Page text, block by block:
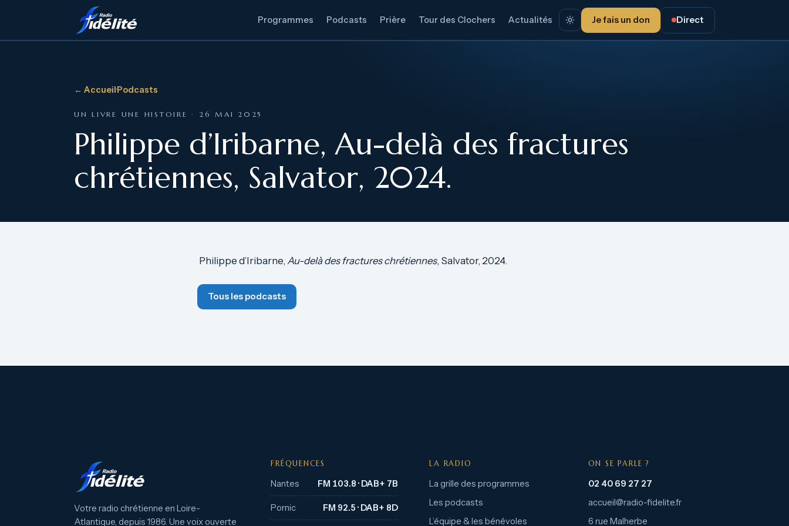
Programmes Podcasts Prière Tour des Clochers Actualités Je fais un don Direct
← Accueil·Podcasts
UN LIVRE UNE HISTOIRE · 26 MAI 2025
Philippe d’Iribarne, Au-delà des fractures
chrétiennes, Salvator, 2024.
Philippe d’Iribarne, Au-delà des fractures chrétiennes, Salvator, 2024.
Tous les podcasts
Votre radio chrétienne en Loire-
Atlantique, depuis 1986. Une voix ouverte
FRÉQUENCES
Nantes FM 103.8 · DAB+ 7B
Pornic FM 92.5 · DAB+ 8D
LA RADIO
La grille des programmes
Les podcasts
L’équipe & les bénévoles
ON SE PARLE ?
02 40 69 27 27
accueil@radio-fidelite.fr
6 rue Malherbe